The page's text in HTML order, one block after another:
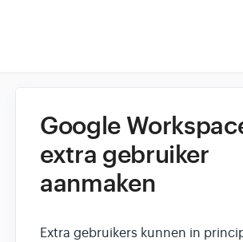
Helpdesk
Optimaliseren &
Google
extra gebruiker
aanmaken
Extra gebruikers kunnen in